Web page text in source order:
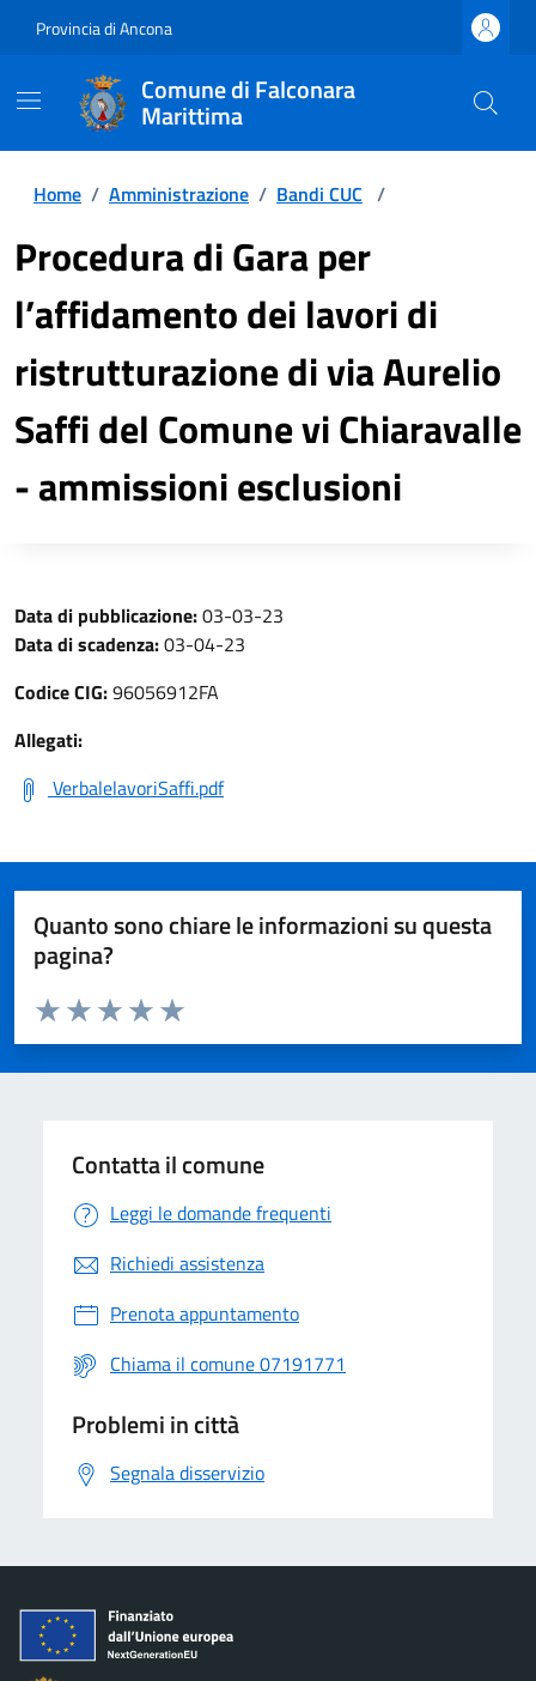
Provincia di Ancona
Comune di Falconara
Marittima
Home / Amministrazione / Bandi CUC /
Procedura di Gara per
l’affidamento dei lavori di
ristrutturazione di via Aurelio
Saffi del Comune vi Chiaravalle
- ammissioni esclusioni
Data di pubblicazione:03-03-23
Data di scadenza:03-04-23
Codice CIG:96056912FA
Allegati:
VerbalelavoriSaffi.pdf
Quanto sono chiare le informazioni su questa
pagina?
Valuta da 1 a 5 stelle la pagina
Valuta 5 stelle su 5
Valuta 4 stelle su 5
Valuta 3 stelle su 5
Valuta 2 stelle su 5
Valuta 1 stelle su 5
Contatta il comune
Leggi le domande frequenti
Richiedi assistenza
Prenota appuntamento
Chiama il comune 07191771
Problemi in città
Segnala disservizio